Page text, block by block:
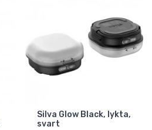
Silva Glow Black, lykta,
svart